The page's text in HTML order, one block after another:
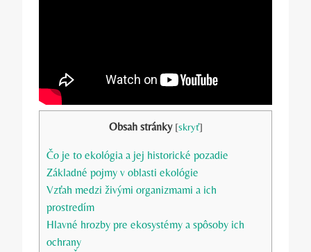
Obsah stránky [skryť]
Čo je⁢ to ekológia a jej historické pozadie
Základné pojmy v oblasti ekológie
Vzťah medzi živými organizmami a ich
prostredím
Hlavné hrozby pre ekosystémy a spôsoby ich
ochrany